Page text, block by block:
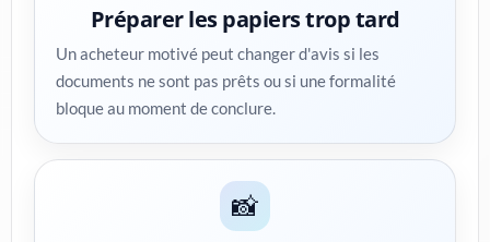
Préparer les papiers trop tard
Un acheteur motivé peut changer d'avis si les
documents ne sont pas prêts ou si une formalité
bloque au moment de conclure.
📸